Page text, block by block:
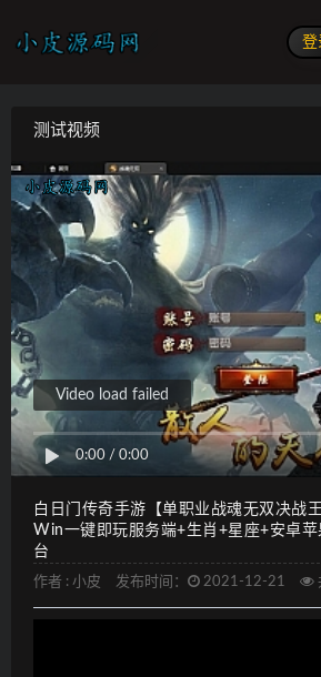
登
测试视频
0:00 / 0:00
Video load failed
白日门传奇手游【单职业战魂无双决战
Win一键即玩服务端+生肖+星座+安卓
台
作者 : 小皮 发布时间： 2021-12-21